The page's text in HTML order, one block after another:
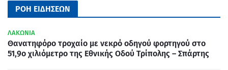
ΡΟΗ ΕΙΔΗΣΕΩΝ
ΛΑΚΩΝΙΑ
Θανατηφόρο τροχαίο με νεκρό οδηγού φορτηγού στο
51,9ο χιλιόμετρο της Εθνικής Οδού Τρίπολης – Σπάρτης